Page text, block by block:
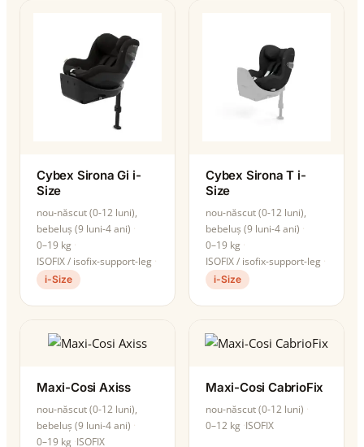
Cybex Sirona Gi i-
Size
nou-născut (0-12 luni),
bebeluș (9 luni-4 ani)
0–19 kg
ISOFIX / isofix-support-leg
i-Size
Cybex Sirona T i-
Size
nou-născut (0-12 luni),
bebeluș (9 luni-4 ani)
0–19 kg
ISOFIX / isofix-support-leg
i-Size
Maxi-Cosi Axiss
nou-născut (0-12 luni),
bebeluș (9 luni-4 ani)
0–19 kg ISOFIX
Maxi-Cosi CabrioFix
nou-născut (0-12 luni)
0–12 kg ISOFIX